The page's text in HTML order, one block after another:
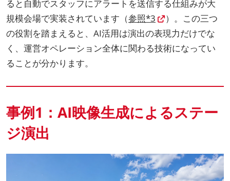
ると自動でスタッフにアラートを送信する仕組みが大
規模会場で実装されています（参照*3
）。この三つ
の役割を踏まえると、AI活用は演出の表現力だけでな
く、運営オペレーション全体に関わる技術になってい
ることが分かります。
事例1：AI映像生成によるステー
ジ演出